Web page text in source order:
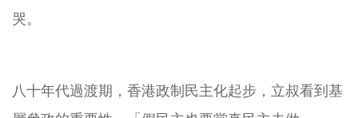
哭。
八十年代過渡期，香港政制民主化起步，立叔看到基